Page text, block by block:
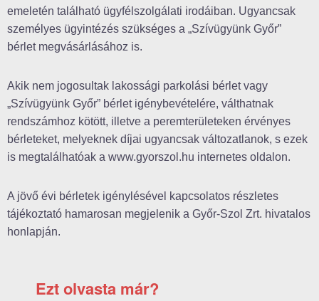
emeletén található ügyfélszolgálati irodáiban. Ugyancsak
személyes ügyintézés szükséges a „Szívügyünk Győr”
bérlet megvásárlásához is.
Akik nem jogosultak lakossági parkolási bérlet vagy
„Szívügyünk Győr” bérlet igénybevételére, válthatnak
rendszámhoz kötött, illetve a peremterületeken érvényes
bérleteket, melyeknek díjai ugyancsak változatlanok, s ezek
is megtalálhatóak a www.gyorszol.hu internetes oldalon.
A jövő évi bérletek igénylésével kapcsolatos részletes
tájékoztató hamarosan megjelenik a Győr-Szol Zrt. hivatalos
honlapján.
Ezt olvasta már?